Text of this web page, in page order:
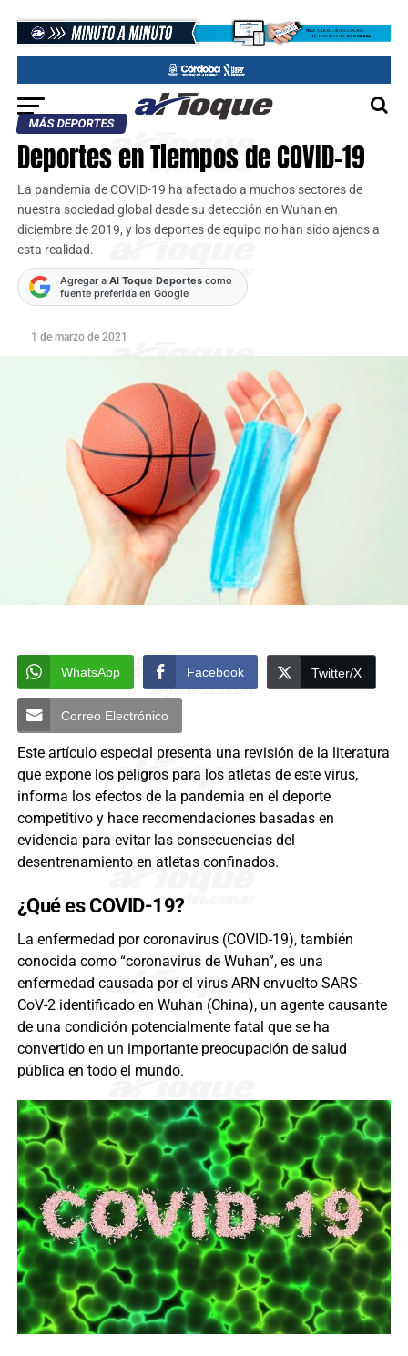
MÁS DEPORTES
Deportes en Tiempos de COVID-19
La pandemia de COVID-19 ha afectado a muchos sectores de
nuestra sociedad global desde su detección en Wuhan en
diciembre de 2019, y los deportes de equipo no han sido ajenos a
esta realidad.
Agregar a Al Toque Deportescomo
fuente preferida en Google
1 de marzo de 2021
WhatsApp Facebook Twitter/X
Correo Electrónico
Este artículo especial presenta una revisión de la literatura
que expone los peligros para los atletas de este virus,
informa los efectos de la pandemia en el deporte
competitivo y hace recomendaciones basadas en
evidencia para evitar las consecuencias del
desentrenamiento en atletas confinados.
¿Qué es COVID-19?
La enfermedad por coronavirus (COVID-19), también
conocida como “coronavirus de Wuhan”, es una
enfermedad causada por el virus ARN envuelto SARS-
CoV-2 identificado en Wuhan (China), un agente causante
de una condición potencialmente fatal que se ha
convertido en un importante preocupación de salud
pública en todo el mundo.